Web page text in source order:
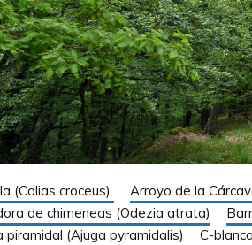
(Colias croceus) Arroyo de la
de chimeneas (Odezia atrata)
piramidal (Ajuga pyramidalis)
C-